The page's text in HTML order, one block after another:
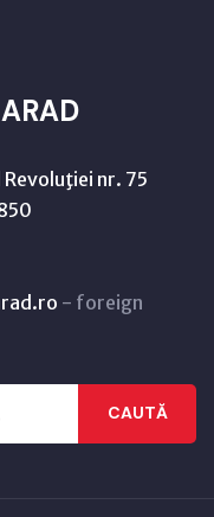
Revoluţiei nr. 75
- foreign
CAUTĂ